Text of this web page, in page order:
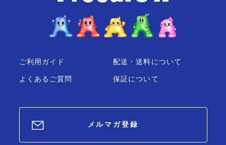
ご利用ガイド
よくあるご質問
配送・送料について
保証について
メルマガ登録